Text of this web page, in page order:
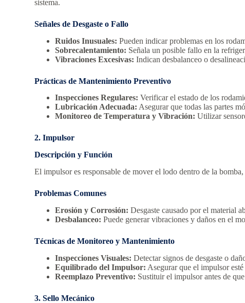
sistema.
Señales de Desgaste o Fallo
Ruidos Inusuales: Pueden indicar problemas en los
Sobrecalentamiento: Señala un posible fallo en la
Vibraciones Excesivas: Indican desbalanceo o
Prácticas de Mantenimiento Preventivo
Inspecciones Regulares: Verificar el estado de los
Lubricación Adecuada: Asegurar que todas las partes
Monitoreo de Temperatura y Vibración: Utilizar
2. Impulsor
Descripción y Función
El impulsor es responsable de mover el lodo dentro de la
Problemas Comunes
Erosión y Corrosión: Desgaste causado por el material
Desbalanceo: Puede generar vibraciones y daños en el
Técnicas de Monitoreo y Mantenimiento
Inspecciones Visuales: Detectar signos de desgaste o
Equilibrado del Impulsor: Asegurar que el impulsor
Reemplazo Preventivo: Sustituir el impulsor antes de
3. Sello Mecánico